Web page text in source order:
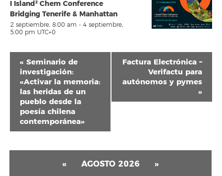
I Island² Chem Conference
Bridging Tenerife & Manhattan
2 septiembre, 8:00 am - 4 septiembre,
5:00 pm UTC+0
Navegación
del
Evento
« Seminario de
investigación:
«Activar la memoria:
las heridas de un
pueblo desde la
poesía chilena
contemporánea»
Factura Electrónica –
Verifactu para
autónomos y pymes
»
« AGOSTO 2026 »